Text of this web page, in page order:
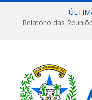
Relatório das